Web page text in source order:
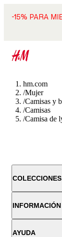
-15% PARA
hm.com
/Mujer
/Camisas y
/Camisas
/Camisa de
COLECCIONES
AYUDA